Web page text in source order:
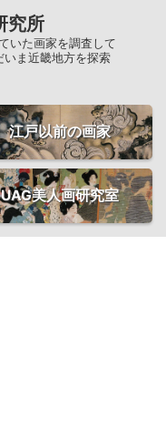
究所
いた画家を調査して
ま近畿地方を探索
江戸以前の画家
UAG美人画研究室